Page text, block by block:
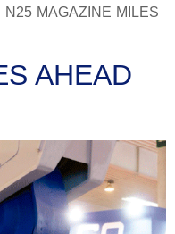
MAGAZINE MILES
AHEAD